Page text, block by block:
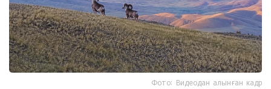
Фото: Видеодан алынған кадр